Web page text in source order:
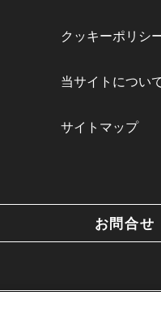
クッキーポリシ
当サイトについ
サイトマップ
お問合せ